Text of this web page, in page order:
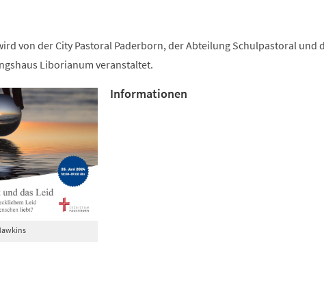
von der City Pastoral Paderborn, der Abteilung Schulpastoral und
Liborianum veranstaltet.
Informationen